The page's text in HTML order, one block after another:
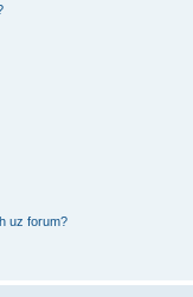
uz forum?